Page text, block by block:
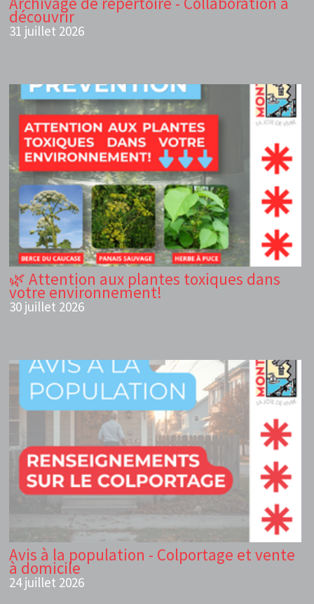
découvrir
31 juillet 2026
🌿 Attention aux plantes toxiques dans
votre environnement!
30 juillet 2026
Avis à la population - Colportage et vente
à domicile
24 juillet 2026